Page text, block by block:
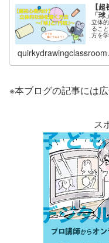
【
「
立体
るこ
方を
※本ブログの記事には
ス